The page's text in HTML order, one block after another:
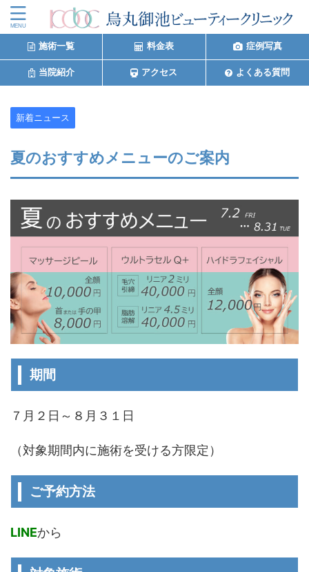
施術一覧 料金表 症例写真
当院紹介 アクセス よくある質問
新着ニュース
夏のおすすめメニューのご案内
期間
７月２日～８月３１日
（対象期間内に施術を受ける方限定）
ご予約方法
LINEから